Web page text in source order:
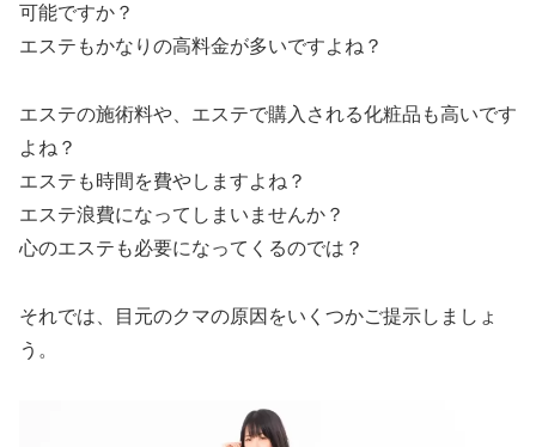
可能ですか？
エステもかなりの高料金が多いですよね？
エステの施術料や、エステで購入される化粧品も高いです
よね？
エステも時間を費やしますよね？
エステ浪費になってしまいませんか？
心のエステも必要になってくるのでは？
それでは、目元のクマの原因をいくつかご提示しましょ
う。